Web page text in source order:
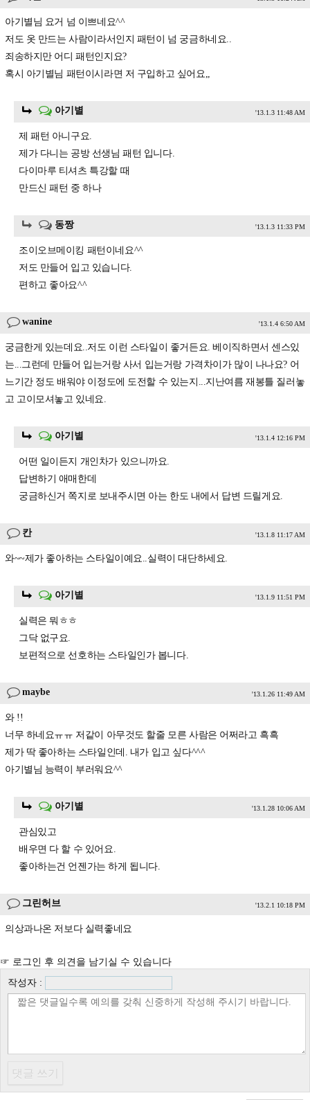
아기별님 요거 넘 이쁘네요^^
저도 옷 만드는 사람이라서인지 패턴이 넘 궁금하네요..
죄송하지만 어디 패턴인지요?
혹시 아기별님 패턴이시라면 저 구입하고 싶어요,,
아기별 '13.1.3 11:48 AM
제 패턴 아니구요.
제가 다니는 공방 선생님 패턴 입니다.
다이마루 티셔츠 특강할 때
만드신 패턴 중 하나
동짱 '13.1.3 11:33 PM
조이오브메이킹 패턴이네요^^
저도 만들어 입고 있습니다.
편하고 좋아요^^
wanine '13.1.4 6:50 AM
궁금한게 있는데요..저도 이런 스타일이 좋거든요. 베이직하면서 센스있
는...그런데 만들어 입는거랑 사서 입는거랑 가격차이가 많이 나나요? 어
느기간 정도 배워야 이정도에 도전할 수 있는지...지난여름 재봉틀 질러놓
고 고이모셔놓고 있네요.
아기별 '13.1.4 12:16 PM
어떤 일이든지 개인차가 있으니까요.
답변하기 애매한데
궁금하신거 쪽지로 보내주시면 아는 한도 내에서 답변 드릴게요.
칸 '13.1.8 11:17 AM
와~~제가 좋아하는 스타일이예요..실력이 대단하세요.
아기별 '13.1.9 11:51 PM
실력은 뭐ㅎㅎ
그닥 없구요.
보편적으로 선호하는 스타일인가 봅니다.
maybe '13.1.26 11:49 AM
와 !!
너무 하네요ㅠㅠ 저같이 아무것도 할줄 모른 사람은 어쩌라고 흑흑
제가 딱 좋아하는 스타일인데. 내가 입고 싶다^^^
아기별님 능력이 부러워요^^
아기별 '13.1.28 10:06 AM
관심있고
배우면 다 할 수 있어요.
좋아하는건 언젠가는 하게 됩니다.
그린허브 '13.2.1 10:18 PM
의상과나온 저보다 실력좋네요
☞ 로그인 후 의견을 남기실 수 있습니다
작성자 :